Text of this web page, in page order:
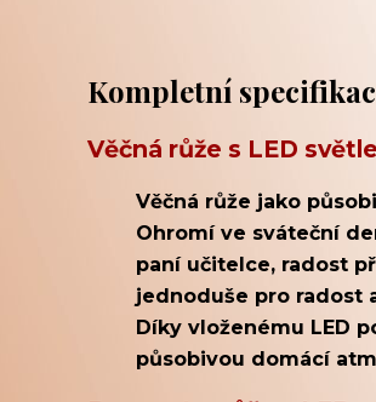
Kompletní
Věčná růže s LED
Věčná růže jako
Ohromí ve sváteční
paní učitelce, radost
jednoduše pro radost
Díky vloženému LED
působivou domácí